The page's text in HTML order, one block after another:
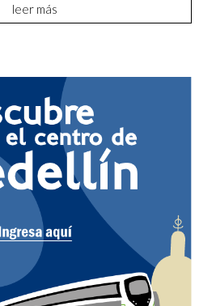
leer más